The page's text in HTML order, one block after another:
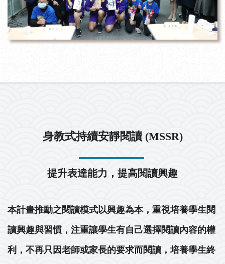
身教式持續安靜閱讀 (MSSR)
提升表達能力，提高閱讀興趣
本計畫推動之閱讀模式以興趣為本，重視培養學生閱
讀興趣與習慣，注重讓學生有自己選擇閱讀內容的權
利，不再只因老師或家長的要求而閱讀，培養學生終